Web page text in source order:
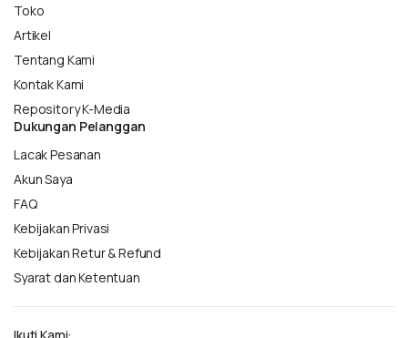
Toko
Artikel
Tentang Kami
Kontak Kami
Repository K-Media
Dukungan Pelanggan
Lacak Pesanan
Akun Saya
FAQ
Kebijakan Privasi
Kebijakan Retur & Refund
Syarat dan Ketentuan
Ikuti Kami: